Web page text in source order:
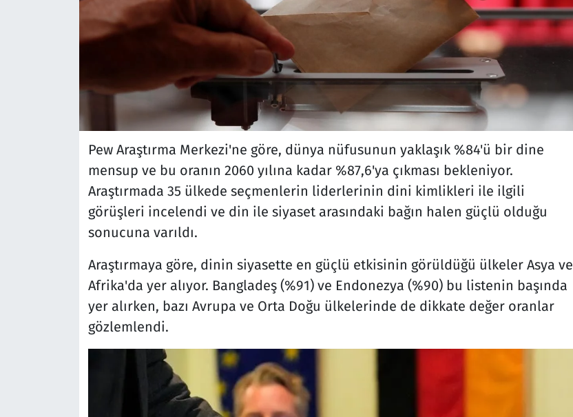
Pew Araştırma Merkezi'ne göre, dünya nüfusunun yaklaşık %84'ü bir dine
mensup ve bu oranın 2060 yılına kadar %87,6'ya çıkması bekleniyor.
Araştırmada 35 ülkede seçmenlerin liderlerinin dini kimlikleri ile ilgili
görüşleri incelendi ve din ile siyaset arasındaki bağın halen güçlü olduğu
sonucuna varıldı.
Araştırmaya göre, dinin siyasette en güçlü etkisinin görüldüğü ülkeler Asya ve
Afrika'da yer alıyor. Bangladeş (%91) ve Endonezya (%90) bu listenin başında
yer alırken, bazı Avrupa ve Orta Doğu ülkelerinde de dikkate değer oranlar
gözlemlendi.